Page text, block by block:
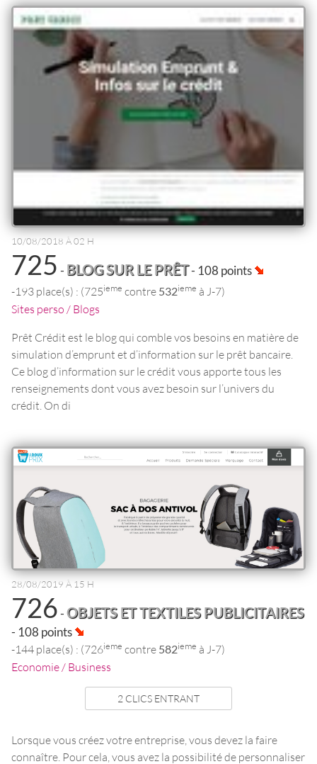
10/08/2018 À 02 H
725 - BLOG SUR LE PRÊT- 108 points
-193 place(s) : (725ieme contre 532ieme à J-7)
Sites perso / Blogs
Prêt Crédit est le blog qui comble vos besoins en matière de
simulation d’emprunt et d’information sur le prêt bancaire.
Ce blog d’information sur le crédit vous apporte tous les
renseignements dont vous avez besoin sur l’univers du
crédit. On di
28/08/2019 À 15 H
726-OBJETS ET TEXTILES PUBLICITAIRES
- 108 points
-144 place(s) : (726ieme contre 582ieme à J-7)
Economie / Business
2 CLICS ENTRANT
Lorsque vous créez votre entreprise, vous devez la faire
connaître. Pour cela, vous avez la possibilité de personnaliser